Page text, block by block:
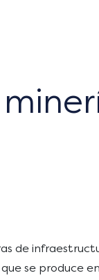
de
se produce